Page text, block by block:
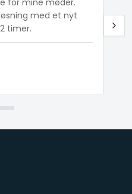
for mine møder.
med et nyt
timer.